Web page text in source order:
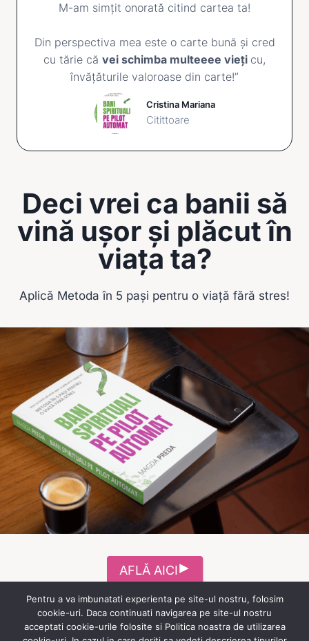
M-am simțit onorată citind cartea ta!
Din perspectiva mea este o carte bună și cred
cu tărie că vei schimba multeeee vieți cu,
învățăturile valoroase din carte!”
Cristina Mariana
Citittoare
Deci vrei ca banii să
vină ușor și plăcut în
viața ta?
Aplică Metoda în 5 pași pentru o viață fără stres!
AFLĂ AICI
Pentru a va imbunatati experienta pe site-ul nostru, folosim
cookie-uri. Daca continuati navigarea pe site-ul nostru
acceptati cookie-urile folosite si Politica noastra de utilizarea